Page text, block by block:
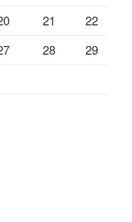
21
22
28
29